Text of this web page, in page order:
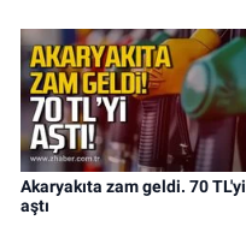
Akaryakıta zam geldi. 70 TL'yi
aştı